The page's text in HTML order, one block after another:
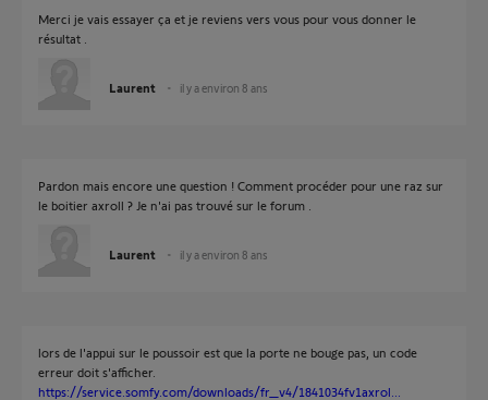
Merci je vais essayer ça et je reviens vers vous pour vous donner le
résultat .
Laurent il y a environ 8 ans
Pardon mais encore une question ! Comment procéder pour une raz sur
le boitier axroll ? Je n'ai pas trouvé sur le forum .
Laurent il y a environ 8 ans
lors de l'appui sur le poussoir est que la porte ne bouge pas, un code
erreur doit s'afficher.
https://service.somfy.com/downloads/fr_v4/1841034fv1axrol...